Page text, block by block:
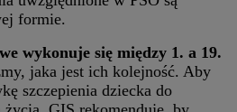
formie.
wykonuje się między 1. a 19.
jaka jest ich kolejność. Aby
szczepienia dziecka do